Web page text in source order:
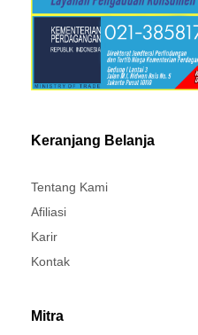
Keranjang Belanja
Tentang Kami
Afiliasi
Karir
Kontak
Mitra